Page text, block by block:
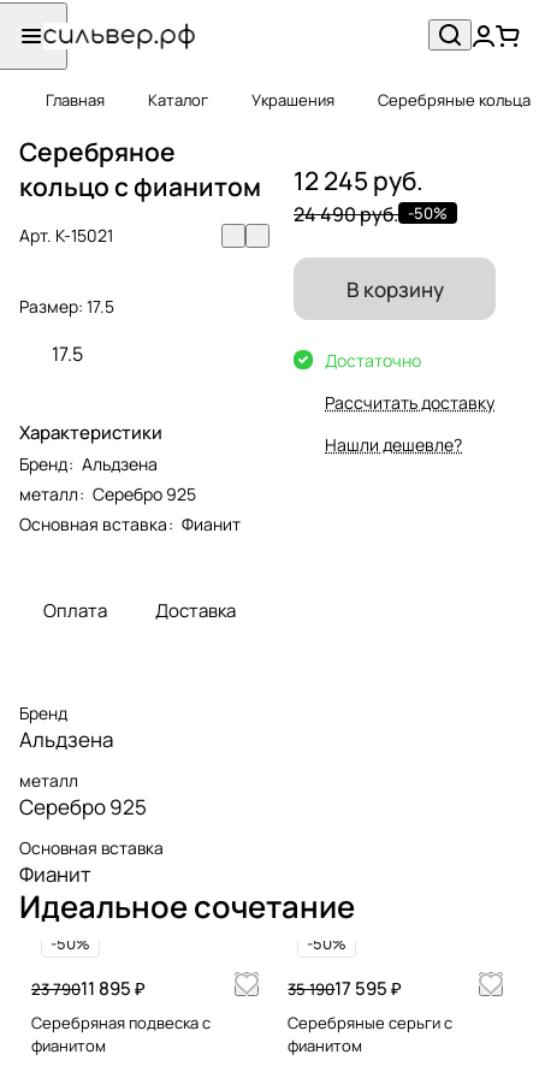
Главная Каталог Украшения Серебряные кольца
Серебряное
кольцо с фианитом
Арт. К-15021
Размер: 17.5
17.5
Характеристики
Бренд: Альдзена
металл: Серебро 925
Основная вставка: Фианит
12 245 руб.
24 490 руб. -50%
В корзину
Достаточно
Рассчитать доставку
Нашли дешевле?
Оплата Доставка
Бренд
Альдзена
металл
Серебро 925
Основная вставка
Фианит
Идеальное сочетание
-50%
11 895 ₽
23 790
Серебряная подвеска с
фианитом
-50%
17 595 ₽
35 190
Серебряные серьги с
фианитом